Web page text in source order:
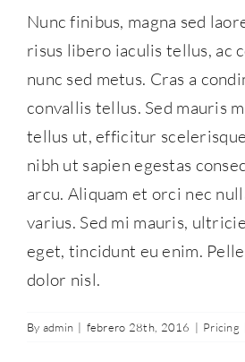
Nunc finibus, magna sed
risus libero iaculis tellus, ac
nunc sed metus. Cras a
convallis tellus. Sed mauris
tellus ut, efficitur
nibh ut sapien egestas
arcu. Aliquam et orci nec
varius. Sed mi mauris,
eget, tincidunt eu enim.
dolor nisl.
By admin | febrero 28th, 2016 | Pricing